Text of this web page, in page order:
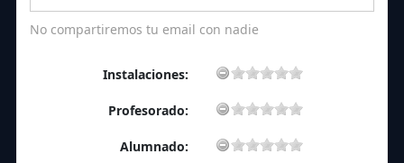
No compartiremos tu email con nadie
Instalaciones:
Profesorado:
Alumnado: